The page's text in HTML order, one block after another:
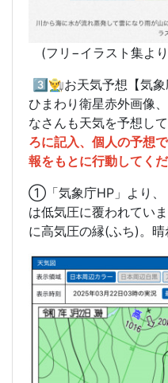
(フリ−イラスト集よ
3️⃣👨‍🌾お天気予想【気
ひまわり衛星赤外画像
なさんも天気を予想し
ろに記入、個人の予想
報をもとに行動してく
①「気象庁HP」より
は低気圧に覆われてい
に高気圧の縁(ふち)。